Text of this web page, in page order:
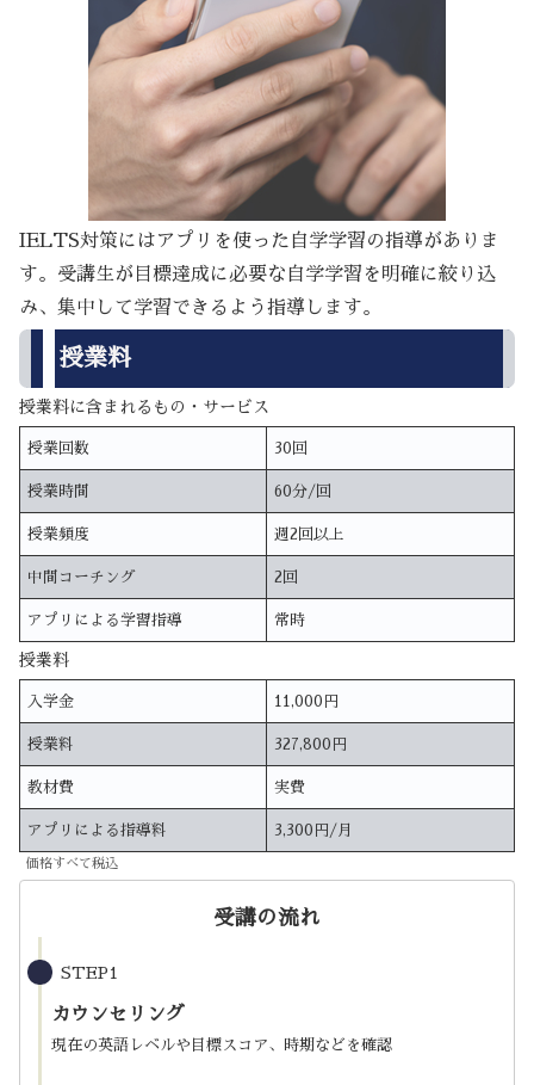
IELTS対策にはアプリを使った自学学習の指導がありま
す。受講生が目標達成に必要な自学学習を明確に絞り込
み、集中して学習できるよう指導します。
授業料
授業料に含まれるもの・サービス
授業回数 30回
授業時間 60分/回
授業頻度 週2回以上
中間コーチング 2回
アプリによる学習指導 常時
授業料
入学金 11,000円
授業料 327,800円
教材費 実費
アプリによる指導料 3,300円/月
価格すべて税込
受講の流れ
STEP1
カウンセリング
現在の英語レベルや目標スコア、時期などを確認